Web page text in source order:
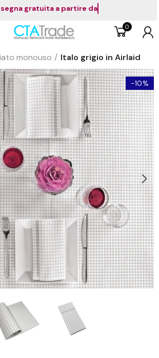
Consegna gratuita a partire da
0
monouso Italo grigio in Airlaid
-10%
ingrandire